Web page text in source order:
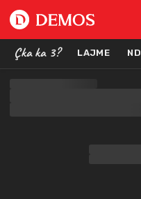
Çka ka 3? LAJME